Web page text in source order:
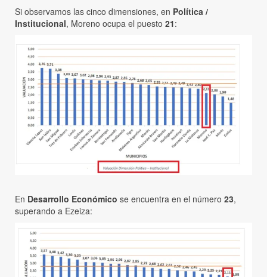
Si observamos las cinco dimensiones, en Política /
Institucional, Moreno ocupa el puesto 21:
En Desarrollo Económico se encuentra en el número 23,
superando a Ezeiza: